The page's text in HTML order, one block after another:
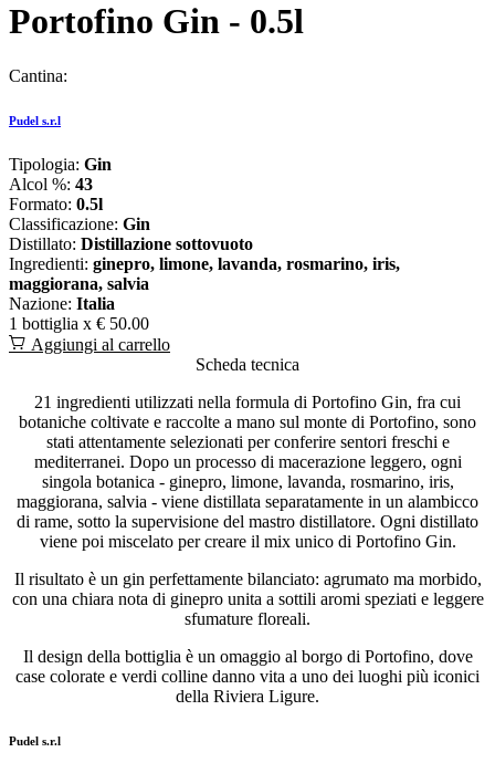
Portofino Gin - 0.5l
Cantina:
Pudel s.r.l
Tipologia: Gin
Alcol %: 43
Formato: 0.5l
Classificazione: Gin
Distillato: Distillazione sottovuoto
Ingredienti: ginepro, limone, lavanda, rosmarino, iris,
maggiorana, salvia
Nazione: Italia
1 bottiglia x € 50.00
Aggiungi al carrello
Scheda tecnica
21 ingredienti utilizzati nella formula di Portofino Gin, fra cui
botaniche coltivate e raccolte a mano sul monte di Portofino, sono
stati attentamente selezionati per conferire sentori freschi e
mediterranei. Dopo un processo di macerazione leggero, ogni
singola botanica - ginepro, limone, lavanda, rosmarino, iris,
maggiorana, salvia - viene distillata separatamente in un alambicco
di rame, sotto la supervisione del mastro distillatore. Ogni distillato
viene poi miscelato per creare il mix unico di Portofino Gin.
Il risultato è un gin perfettamente bilanciato: agrumato ma morbido,
con una chiara nota di ginepro unita a sottili aromi speziati e leggere
sfumature floreali.
Il design della bottiglia è un omaggio al borgo di Portofino, dove
case colorate e verdi colline danno vita a uno dei luoghi più iconici
della Riviera Ligure.
Pudel s.r.l